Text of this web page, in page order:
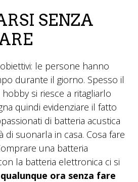
SENZA
le persone hanno
durante il giorno. Spesso il
si riesce a ritagliarlo
quindi evidenziare il fatto
di batteria acustica
di suonarla in casa. Cosa fare
una batteria
la batteria elettronica ci si
ora senza fare